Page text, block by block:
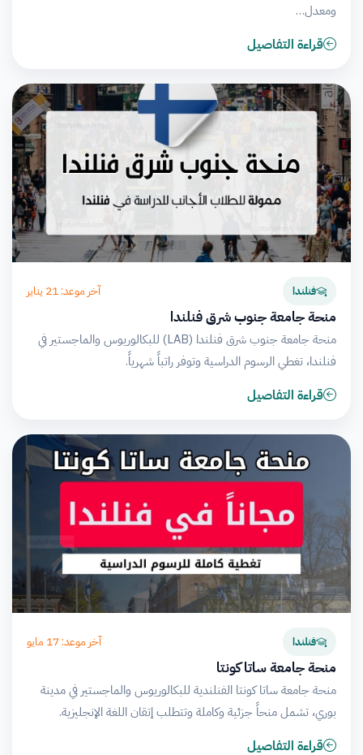
ومعدل…
قراءة التفاصيل
فنلندا آخر موعد: 21 يناير
منحة جامعة جنوب شرق فنلندا
منحة جامعة جنوب شرق فنلندا (LAB) للبكالوريوس والماجستير في
فنلندا، تغطي الرسوم الدراسية وتوفر راتباً شهرياً.
قراءة التفاصيل
فنلندا آخر موعد: 17 مايو
منحة جامعة ساتا كونتا
منحة جامعة ساتا كونتا الفنلندية للبكالوريوس والماجستير في مدينة
بوري، تشمل منحاً جزئية وكاملة وتتطلب إتقان اللغة الإنجليزية.
قراءة التفاصيل